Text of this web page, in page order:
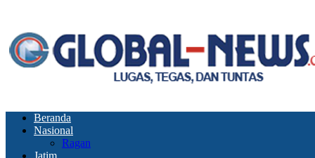
Beranda
Nasional
Ragan
Jatim